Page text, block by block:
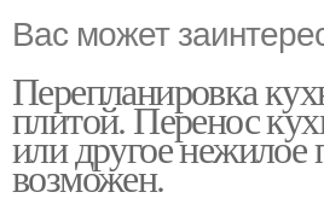
Вас может
Перепланировка
плитой. Перенос
или другое
возможен.